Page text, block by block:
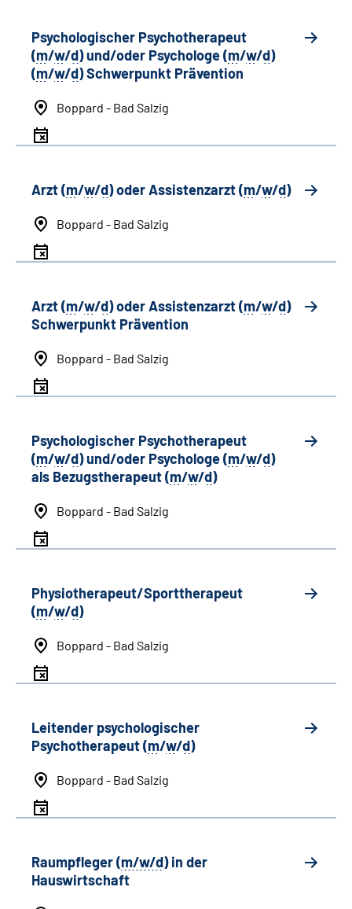
Psychologischer Psychotherapeut
(m/w/d) und/oder Psychologe (m/w/d)
(m/w/d) Schwerpunkt Prävention
Boppard - Bad Salzig
Arzt (m/w/d) oder Assistenzarzt (m/w/d)
Boppard - Bad Salzig
Arzt (m/w/d) oder Assistenzarzt (m/w/d)
Schwerpunkt Prävention
Boppard - Bad Salzig
Psychologischer Psychotherapeut
(m/w/d) und/oder Psychologe (m/w/d)
als Bezugstherapeut (m/w/d)
Boppard - Bad Salzig
Physiotherapeut/Sporttherapeut
(m/w/d)
Boppard - Bad Salzig
Leitender psychologischer
Psychotherapeut (m/w/d)
Boppard - Bad Salzig
Raumpfleger (m/w/d) in der
Hauswirtschaft